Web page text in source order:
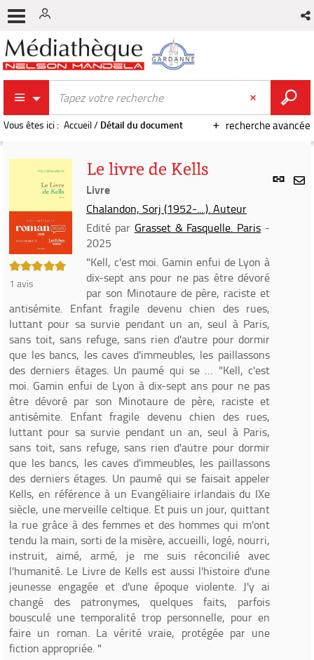
recherche avancée
Vous êtes ici : Accueil/ Détail du document
Lien
5/5
1 avis
Le livre de Kells
Livre
Chalandon, Sorj (1952-....). Auteur
Edité par Grasset & Fasquelle. Paris -
2025
"Kell, c'est moi. Gamin enfui de Lyon à
dix-sept ans pour ne pas être dévoré
par son Minotaure de père, raciste et
antisémite. Enfant fragile devenu chien des rues,
luttant pour sa survie pendant un an, seul à Paris,
sans toit, sans refuge, sans rien d'autre pour dormir
que les bancs, les caves d'immeubles, les paillassons
des derniers étages. Un paumé qui se … "Kell, c'est
moi. Gamin enfui de Lyon à dix-sept ans pour ne pas
être dévoré par son Minotaure de père, raciste et
antisémite. Enfant fragile devenu chien des rues,
luttant pour sa survie pendant un an, seul à Paris,
sans toit, sans refuge, sans rien d'autre pour dormir
que les bancs, les caves d'immeubles, les paillassons
des derniers étages. Un paumé qui se faisait appeler
Kells, en référence à un Evangéliaire irlandais du IXe
siècle, une merveille celtique. Et puis un jour, quittant
la rue grâce à des femmes et des hommes qui m'ont
tendu la main, sorti de la misère, accueilli, logé, nourri,
instruit, aimé, armé, je me suis réconcilié avec
l'humanité. Le Livre de Kells est aussi l'histoire d'une
jeunesse engagée et d'une époque violente. J'y ai
changé des patronymes, quelques faits, parfois
bousculé une temporalité trop personnelle, pour en
faire un roman. La vérité vraie, protégée par une
fiction appropriée. "